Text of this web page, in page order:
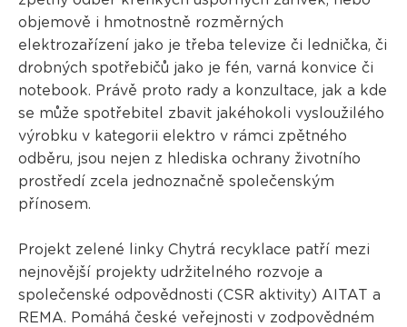
objemově i hmotnostně rozměrných
elektrozařízení jako je třeba televize či lednička, či
drobných spotřebičů jako je fén, varná konvice či
notebook. Právě proto rady a konzultace, jak a kde
se může spotřebitel zbavit jakéhokoli vysloužilého
výrobku v kategorii elektro v rámci zpětného
odběru, jsou nejen z hlediska ochrany životního
prostředí zcela jednoznačně společenským
přínosem.
Projekt zelené linky Chytrá recyklace patří mezi
nejnovější projekty udržitelného rozvoje a
společenské odpovědnosti (CSR aktivity) AITAT a
REMA. Pomáhá české veřejnosti v zodpovědném